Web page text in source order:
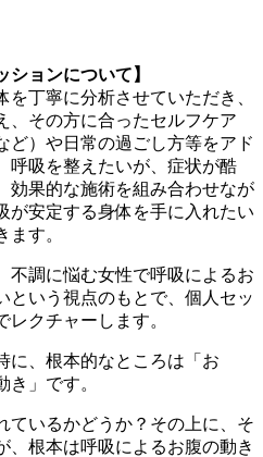
ションについて】
丁寧に分析させていただき、
、その方に合ったセルフケア
ど）や日常の過ごし方等をアド
呼吸を整えたいが、症状が酷
効果的な施術を組み合わせなが
が安定する身体を手に入れたい
す。
不調に悩む女性で呼吸によるお
という視点のもとで、個人セッ
クチャーします。
に、根本的なところは「お
」です。
ているかどうか？その上に、そ
、根本は呼吸によるお腹の動き